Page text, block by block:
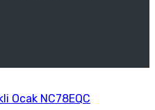
Ocak NC78EQC